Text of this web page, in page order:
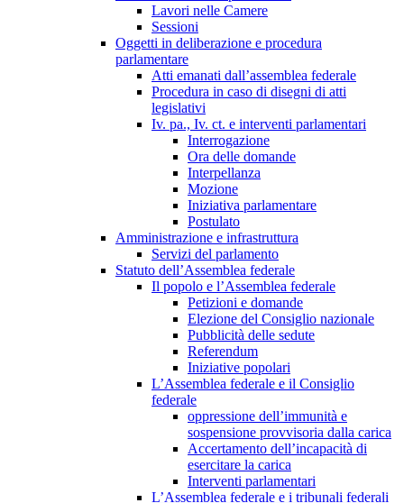
Lavori nelle Camere
Sessioni
Oggetti in deliberazione e procedura
parlamentare
Atti emanati dall’assemblea federale
Procedura in caso di disegni di atti
legislativi
Iv. pa., Iv. ct. e interventi parlamentari
Interrogazione
Ora delle domande
Interpellanza
Mozione
Iniziativa parlamentare
Postulato
Amministrazione e infrastruttura
Servizi del parlamento
Statuto dell’Assemblea federale
Il popolo e l’Assemblea federale
Petizioni e domande
Elezione del Consiglio nazionale
Pubblicità delle sedute
Referendum
Iniziative popolari
L’Assemblea federale e il Consiglio
federale
oppressione dell’immunità e
sospensione provvisoria dalla carica
Accertamento dell’incapacità di
esercitare la carica
Interventi parlamentari
L’Assemblea federale e i tribunali federali